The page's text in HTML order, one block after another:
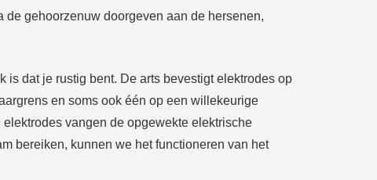
gehoorzenuw doorgeven aan de hersenen,
is dat je rustig bent. De arts bevestigt elektrodes op
en soms ook één op een willekeurige
vangen de opgewekte elektrische
bereiken, kunnen we het functioneren van het